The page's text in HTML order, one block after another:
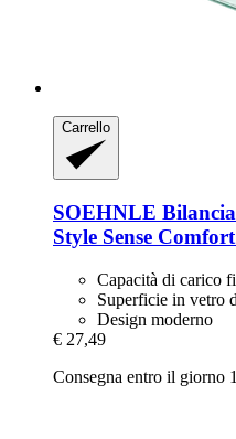
Carrello
SOEHNLE
Style Sense
Capacità di carico
Superficie in vetro
Design moderno
€ 27,49
Consegna entro il giorno